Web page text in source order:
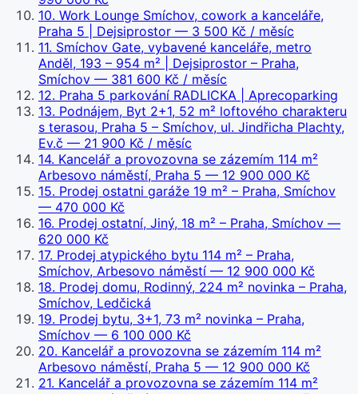
10. Work Lounge Smíchov, cowork a kanceláře,
Praha 5 | Dejsiprostor — 3 500 Kč / měsíc
11. Smíchov Gate, vybavené kanceláře, metro
Anděl, 193 – 954 m² | Dejsiprostor – Praha,
Smíchov — 381 600 Kč / měsíc
12. Praha 5 parkování RADLICKA | Aprecoparking
13. Podnájem, Byt 2+1, 52 m² loftového charakteru
s terasou, Praha 5 – Smíchov, ul. Jindřicha Plachty,
Ev.č — 21 900 Kč / měsíc
14. Kancelář a provozovna se zázemím 114 m²
Arbesovo náměstí, Praha 5 — 12 900 000 Kč
15. Prodej ostatni garáže 19 m² – Praha, Smíchov
— 470 000 Kč
16. Prodej ostatní, Jiný, 18 m² – Praha, Smíchov —
620 000 Kč
17. Prodej atypického bytu 114 m² – Praha,
Smíchov, Arbesovo náměstí — 12 900 000 Kč
18. Prodej domu, Rodinný, 224 m² novinka – Praha,
Smíchov, Ledčická
19. Prodej bytu, 3+1, 73 m² novinka – Praha,
Smíchov — 6 100 000 Kč
20. Kancelář a provozovna se zázemím 114 m²
Arbesovo náměstí, Praha 5 — 12 900 000 Kč
21. Kancelář a provozovna se zázemím 114 m²